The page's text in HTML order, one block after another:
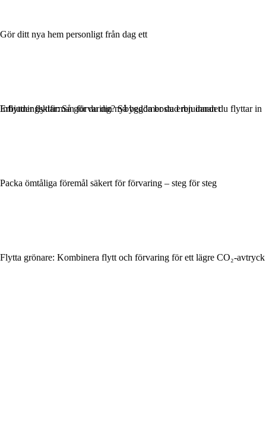
Gör ditt nya hem personligt från dag ett
Inflyttningsklar: Så gör du din nybyggda bostad ren innan du flyttar in
Packa ömtåliga föremål säkert för förvaring – steg för steg
Flytta grönare: Kombinera flytt och förvaring för ett lägre CO₂-avtryck
Erbjuder flyttfirman förvaring? Så bedömer du erbjudandet